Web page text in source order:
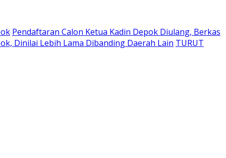
Pendaftaran Calon Ketua Kadin Depok Diulang, Berkas
Dinilai Lebih Lama Dibanding Daerah Lain TURUT